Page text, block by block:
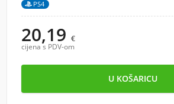
PS4
20,19 €
cijena s PDV-om